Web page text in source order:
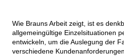
Wie Brauns Arbeit zeigt, ist es
allgemeingültige Einzelsituationen
entwickeln, um die Auslegung der
verschiedene